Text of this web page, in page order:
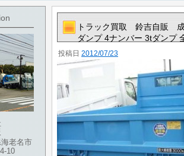
老名市
10
トラック買取 鈴吉自販 成
ダンプ 4ナンバー 3tダンプ
投稿日 2012/07/23